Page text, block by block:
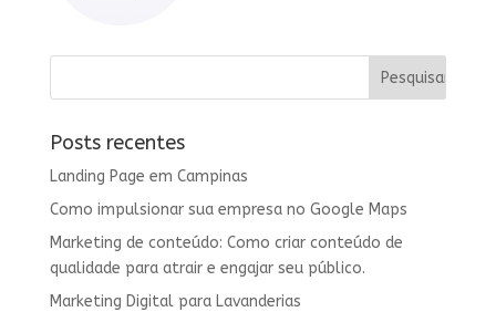
Posts recentes
Landing Page em Campinas
Como impulsionar sua empresa no Google Maps
Marketing de conteúdo: Como criar conteúdo de
qualidade para atrair e engajar seu público.
Marketing Digital para Lavanderias